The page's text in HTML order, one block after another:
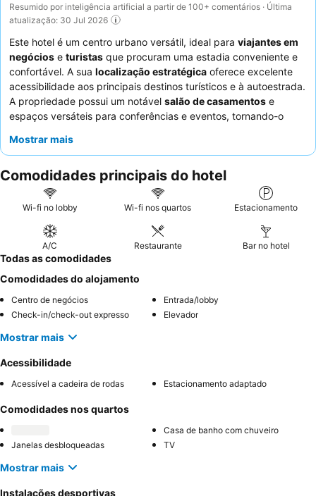
Resumido por inteligência artificial a partir de 100+ comentários · Última
atualização: 30 Jul 2026
Este hotel é um centro urbano versátil, ideal para viajantes em
negócios e turistas que procuram uma estadia conveniente e
confortável. A sua localização estratégica oferece excelente
acessibilidade aos principais destinos turísticos e à autoestrada.
A propriedade possui um notável salão de casamentos e
espaços versáteis para conferências e eventos, tornando-o
consistentemente os
sua variedade. Para uma experiência mais tranquila, os
hóspedes podem considerar solicitar um quarto longe da área
do bar, pois algumas partes do hotel podem ser animadas à
Mostrar mais
Comodidades principais do hotel
Wi-fi no lobby Wi-fi nos quartos Estacionamento
A/C Restaurante Bar no hotel
Todas as comodidades
Comodidades do alojamento
Centro de negócios
Entrada/lobby
Check-in/check-out expresso
Elevador
Mostrar mais
Acessibilidade
Acessível a cadeira de rodas Estacionamento adaptado
Comodidades nos quartos
Casa de banho com chuveiro
Janelas desbloqueadas
TV
Mostrar mais
Instalações desportivas